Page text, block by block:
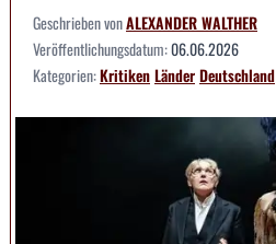
Geschrieben vonALEXANDER WALTHER
Veröffentlichungsdatum:06.06.2026
Kategorien:KritikenLänderDeutschland